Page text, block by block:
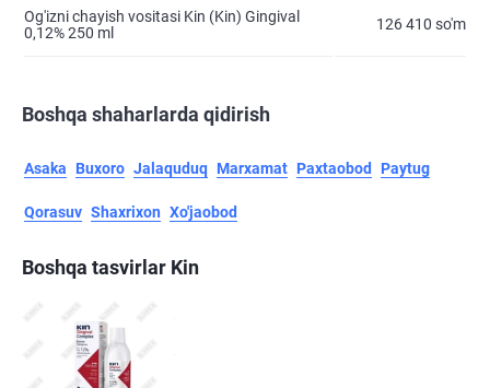
Og'izni chayish vositasi Kin (Kin) Gingival
0,12% 250 ml
126 410 so'm
Boshqa shaharlarda qidirish
Asaka Buxoro Jalaquduq Marxamat Paxtaobod Paytug
Qorasuv Shaxrixon Xo'jaobod
Boshqa tasvirlar Kin